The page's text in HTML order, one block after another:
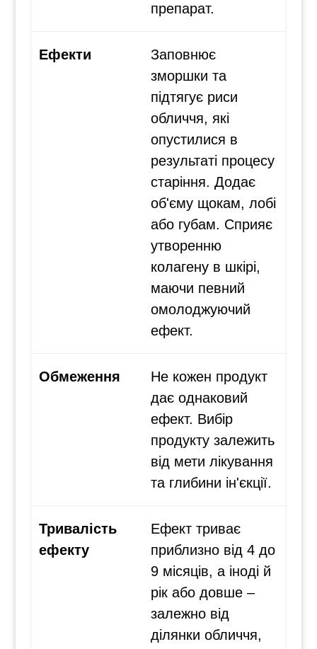
препарат.
Ефекти
Заповнює
зморшки та
підтягує риси
обличчя, які
опустилися в
результаті процесу
старіння. Додає
об'єму щокам, лобі
або губам. Сприяє
утворенню
колагену в шкірі,
маючи певний
омолоджуючий
ефект.
Обмеження
Не кожен продукт
дає однаковий
ефект. Вибір
продукту залежить
від мети лікування
та глибини ін'єкції.
Тривалість
ефекту
Ефект триває
приблизно від 4 до
9 місяців, а іноді й
рік або довше –
залежно від
ділянки обличчя,